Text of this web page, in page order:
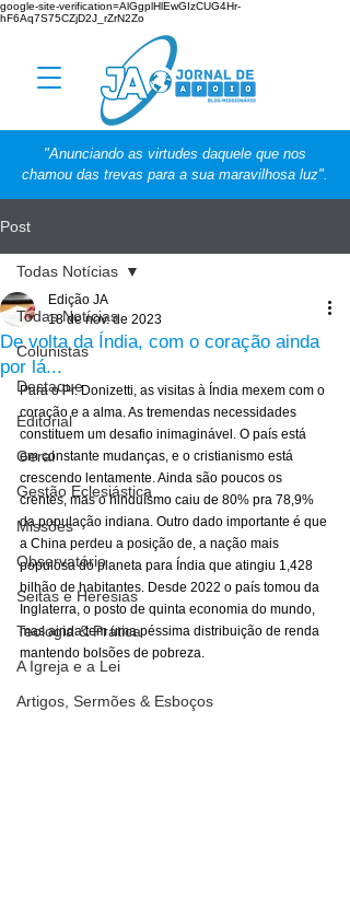
google-site-verification=AlGgplHlEwGIzCUG4Hr-
hF6Aq7S75CZjD2J_rZrN2Zo
"Anunciando as virtudes daquele que nos
chamou das trevas para a sua maravilhosa luz".
Post
Todas Notícias
Colunistas
Destaque
Editorial
Geral
Gestão Eclesiástica
Missões
Observatório
Seitas e Heresias
Teologia & Prática
A Igreja e a Lei
Artigos, Sermões & Esboços
Todas Notícias
De volta da Índia, com o coração ainda
por lá...
Edição JA
18 de nov. de 2023
Para o Pr. Donizetti, as visitas à Índia mexem com o
coração e a alma. As tremendas necessidades
constituem um desafio inimaginável. O país está
em constante mudanças, e o cristianismo está
crescendo lentamente. Ainda são poucos os
crentes, mas o hinduísmo caiu de 80% pra 78,9%
da população indiana. Outro dado importante é que
a China perdeu a posição de, a nação mais
populosa do planeta para Índia que atingiu 1,428
bilhão de habitantes. Desde 2022 o país tomou da
Inglaterra, o posto de quinta economia do mundo,
mas ainda tem uma péssima distribuição de renda
mantendo bolsões de pobreza.